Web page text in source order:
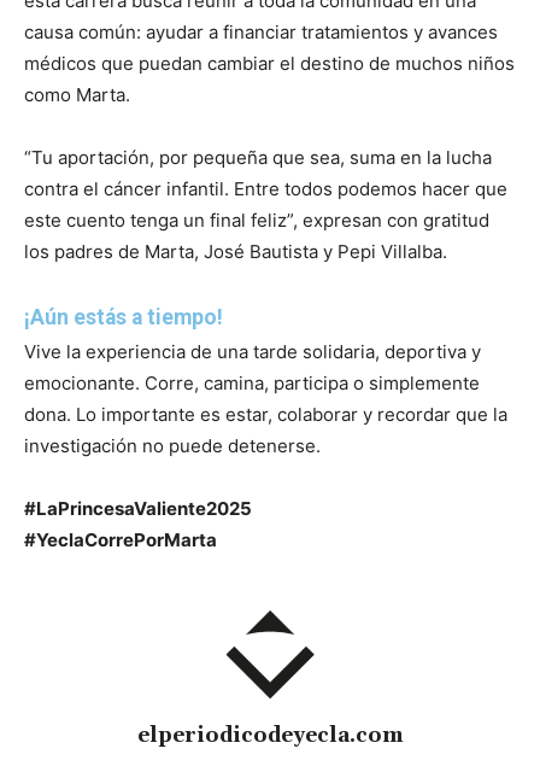
causa común: ayudar a financiar tratamientos y avances
médicos que puedan cambiar el destino de muchos niños
como Marta.
“Tu aportación, por pequeña que sea, suma en la lucha
contra el cáncer infantil. Entre todos podemos hacer que
este cuento tenga un final feliz”, expresan con gratitud
los padres de Marta, José Bautista y Pepi Villalba.
¡Aún estás a tiempo!
Vive la experiencia de una tarde solidaria, deportiva y
emocionante. Corre, camina, participa o simplemente
dona. Lo importante es estar, colaborar y recordar que la
investigación no puede detenerse.
#LaPrincesaValiente2025
#YeclaCorrePorMarta
elperiodicodeyecla.com